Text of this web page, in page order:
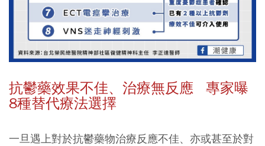
抗鬱藥效果不佳、治療無反應 專家曝
8種替代療法選擇
一旦遇上對於抗鬱藥物治療反應不佳、亦或甚至於對